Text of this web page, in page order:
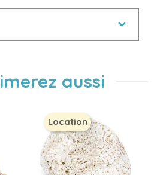
aussi
Location